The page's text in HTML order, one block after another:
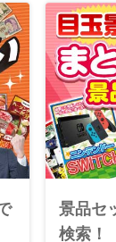
景品セ
検索！